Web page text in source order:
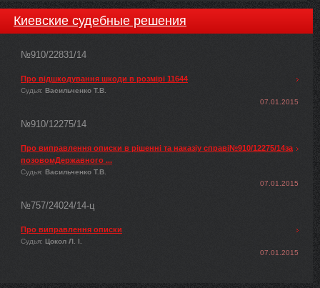
Киевские судебные решения
№910/22831/14
Про відшкодування шкоди в розмірі 11644
Судья: Васильченко Т.В.
07.01.2015
№910/12275/14
Про виправлення описки в рішенні та наказіу справі№910/12275/14за
позовомДержавного ...
Судья: Васильченко Т.В.
07.01.2015
№757/24024/14-ц
Про виправлення описки
Судья: Цокол Л. І.
07.01.2015